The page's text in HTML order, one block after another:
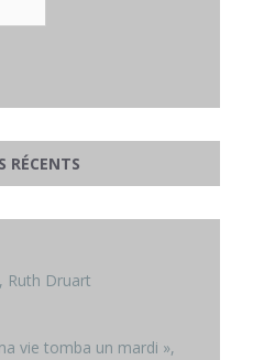
RÉCENTS
Ruth Druart
vie tomba un mardi »,